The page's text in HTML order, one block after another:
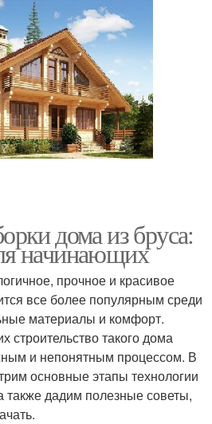
дома из бруса:
начинающих
прочное и красивое
все более популярным среди
материалы и комфорт.
такого дома
и непонятным процессом. В
основные этапы технологии
также дадим полезные советы,